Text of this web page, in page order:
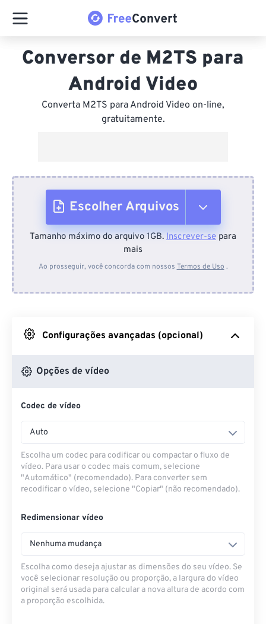
Conversor de M2TS para
Android Video
Converta M2TS para Android Video on-line,
gratuitamente.
Escolher Arquivos
Do dispositivo
Do Google Drive
Do OneDrive
Tamanho máximo do arquivo 1GB. Inscrever-se para
mais
Ao prosseguir, você concorda com nossos Termos de Uso .
Configurações avançadas (opcional)
Opções de vídeo
Codec de vídeo
Auto
Escolha um codec para codificar ou compactar o fluxo de
vídeo. Para usar o codec mais comum, selecione
"Automático" (recomendado). Para converter sem
recodificar o vídeo, selecione "Copiar" (não recomendado).
Redimensionar vídeo
Nenhuma mudança
Escolha como deseja ajustar as dimensões do seu vídeo. Se
você selecionar resolução ou proporção, a largura do vídeo
original será usada para calcular a nova altura de acordo com
a proporção escolhida.